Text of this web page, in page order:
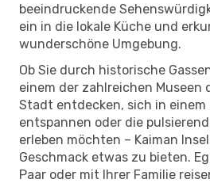
beeindruckende
ein in die lokale Küche und
wunderschöne Umgebung.
Ob Sie durch historische
einem der zahlreichen Museen
Stadt entdecken, sich in einem
entspannen oder die
erleben möchten – Kaiman
Geschmack etwas zu bieten.
Paar oder mit Ihrer Familie